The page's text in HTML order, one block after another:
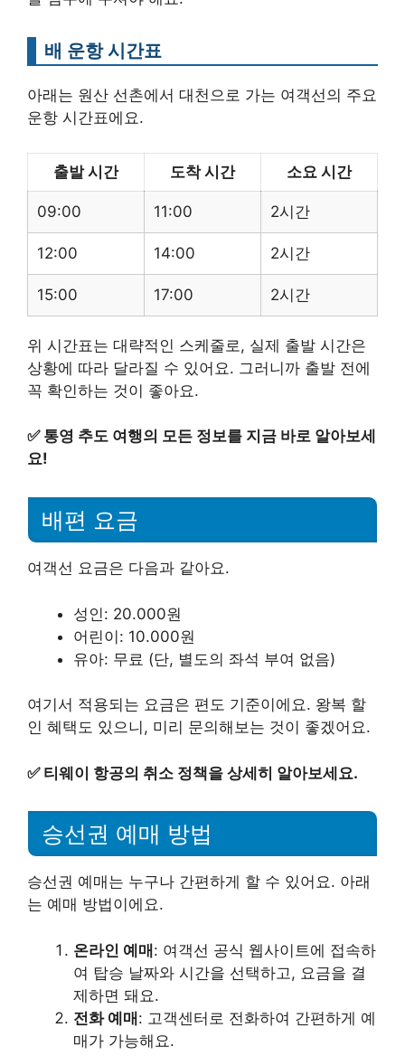
배 운항 시간표
아래는 원산 선촌에서 대천으로 가는 여객선의 주요
운항 시간표에요.
출발 시간 도착 시간 소요 시간
09:00 11:00 2시간
12:00 14:00 2시간
15:00 17:00 2시간
위 시간표는 대략적인 스케줄로, 실제 출발 시간은
상황에 따라 달라질 수 있어요. 그러니까 출발 전에
꼭 확인하는 것이 좋아요.
✅ 통영 추도 여행의 모든 정보를 지금 바로 알아보세
요!
배편 요금
여객선 요금은 다음과 같아요.
성인: 20.000원
어린이: 10.000원
유아: 무료 (단, 별도의 좌석 부여 없음)
여기서 적용되는 요금은 편도 기준이에요. 왕복 할
인 혜택도 있으니, 미리 문의해보는 것이 좋겠어요.
✅ 티웨이 항공의 취소 정책을 상세히 알아보세요.
승선권 예매 방법
승선권 예매는 누구나 간편하게 할 수 있어요. 아래
는 예매 방법이에요.
온라인 예매: 여객선 공식 웹사이트에 접속하
여 탑승 날짜와 시간을 선택하고, 요금을 결
제하면 돼요.
전화 예매: 고객센터로 전화하여 간편하게 예
매가 가능해요.